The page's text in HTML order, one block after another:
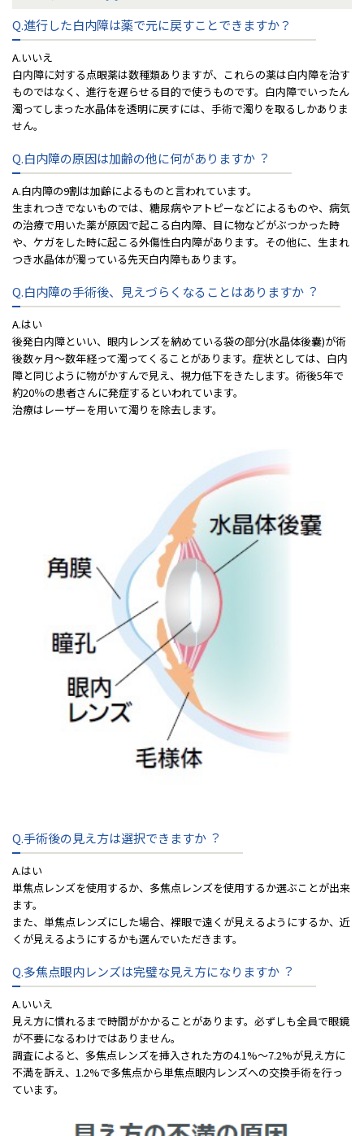
Q.進⾏した⽩内障は薬で元に戻すことできますか？
A.いいえ
⽩内障に対する点眼薬は数種類ありますが、これらの薬は⽩内障を治す
ものではなく、進⾏を遅らせる⽬的で使うものです。⽩内障でいったん
濁ってしまった⽔晶体を透明に戻すには、⼿術で濁りを取るしかありま
せん。
Q.⽩内障の原因は加齢の他に何がありますか︖
A.⽩内障の9割は加齢によるものと⾔われています。
⽣まれつきでないものでは、糖尿病やアトピーなどによるものや、病気
の治療で⽤いた薬が原因で起こる⽩内障、⽬に物などがぶつかった時
や、ケガをした時に起こる外傷性⽩内障があります。その他に、⽣まれ
つき⽔晶体が濁っている先天⽩内障もあります。
Q.⽩内障の⼿術後、⾒えづらくなることはありますか︖
A.はい
後発⽩内障といい、眼内レンズを納めている袋の部分(⽔晶体後嚢)が術
後数ヶ⽉〜数年経って濁ってくることがあります。症状としては、⽩内
障と同じように物がかすんで⾒え、視⼒低下をきたします。術後5年で
約20％の患者さんに発症するといわれています。
治療はレーザーを⽤いて濁りを除去します。
Q.⼿術後の⾒え⽅は選択できますか︖
A.はい
単焦点レンズを使⽤するか、多焦点レンズを使⽤するか選ぶことが出来
ます。
また、単焦点レンズにした場合、裸眼で遠くが⾒えるようにするか、近
くが⾒えるようにするかも選んでいただきます。
Q.多焦点眼内レンズは完璧な⾒え⽅になりますか︖
A.いいえ
⾒え⽅に慣れるまで時間がかかることがあります。必ずしも全員で眼鏡
が不要になるわけではありません。
調査によると、多焦点レンズを挿⼊された⽅の4.1%～7.2%が⾒え⽅に
不満を訴え、1.2%で多焦点から単焦点眼内レンズへの交換⼿術を⾏っ
ています。